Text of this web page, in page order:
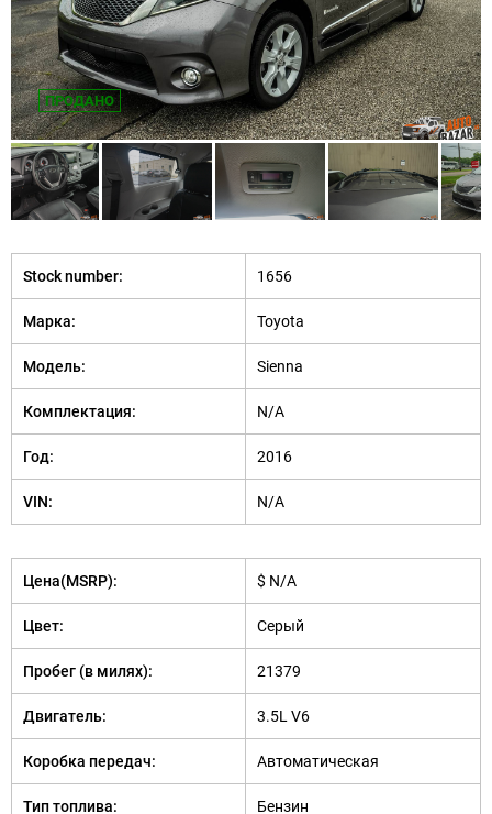
ПРОДАНО
Stock number: 1656
Марка: Toyota
Модель: Sienna
Комплектация: N/A
Год: 2016
VIN: N/A
Цена(MSRP): $ N/A
Цвет: Серый
Пробег (в милях): 21379
Двигатель: 3.5L V6
Коробка передач: Автоматическая
Тип топлива: Бензин